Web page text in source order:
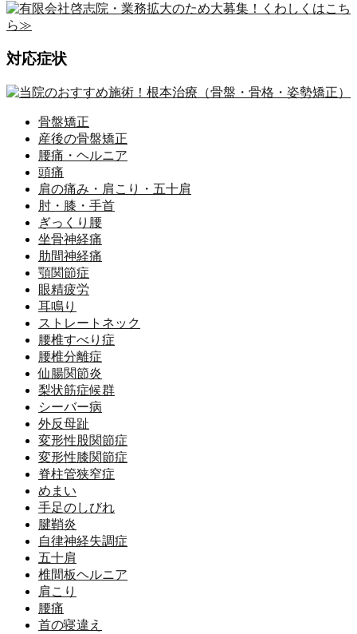
対応症状
骨盤矯正
産後の骨盤矯正
腰痛・ヘルニア
頭痛
肩の痛み・肩こり・五十肩
肘・膝・手首
ぎっくり腰
坐骨神経痛
肋間神経痛
顎関節症
眼精疲労
耳鳴り
ストレートネック
腰椎すべり症
腰椎分離症
仙腸関節炎
梨状筋症候群
シーバー病
外反母趾
変形性股関節症
変形性膝関節症
脊柱管狭窄症
めまい
手足のしびれ
腱鞘炎
自律神経失調症
五十肩
椎間板ヘルニア
肩こり
腰痛
首の寝違え